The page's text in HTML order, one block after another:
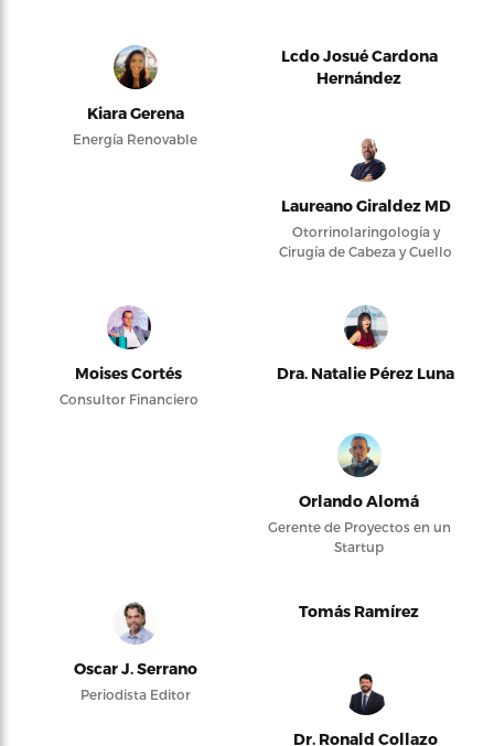
Kiara Gerena
Energía Renovable
Lcdo Josué Cardona
Hernández
Laureano Giraldez MD
Otorrinolaringología y
Cirugía de Cabeza y Cuello
Moises Cortés
Consultor Financiero
Dra. Natalie Pérez Luna
Orlando Alomá
Gerente de Proyectos en un
Startup
Oscar J. Serrano
Periodista Editor
Tomás Ramírez
Dr. Ronald Collazo